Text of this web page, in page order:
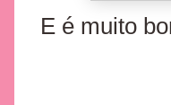
E é muito